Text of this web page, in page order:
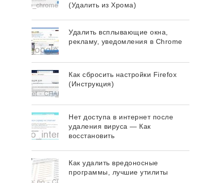
(Удалить из Хрома)
Удалить всплывающие окна,
рекламу, уведомления в Chrome
Как сбросить настройки Firefox
(Инструкция)
Нет доступа в интернет после
удаления вируса — Как
восстановить
Как удалить вредоносные
программы, лучшие утилиты